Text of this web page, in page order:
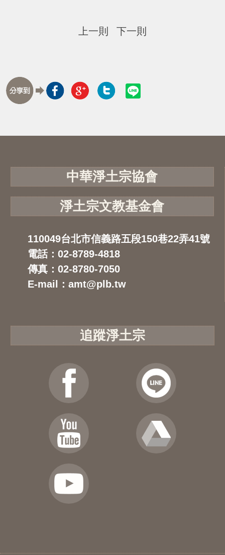
上一則 下一則
中華淨土宗協會
淨土宗文教基金會
110049台北市信義路五段150巷22弄41號
電話：02-8789-4818
傳真：02-8780-7050
E-mail：amt@plb.tw
追蹤淨土宗